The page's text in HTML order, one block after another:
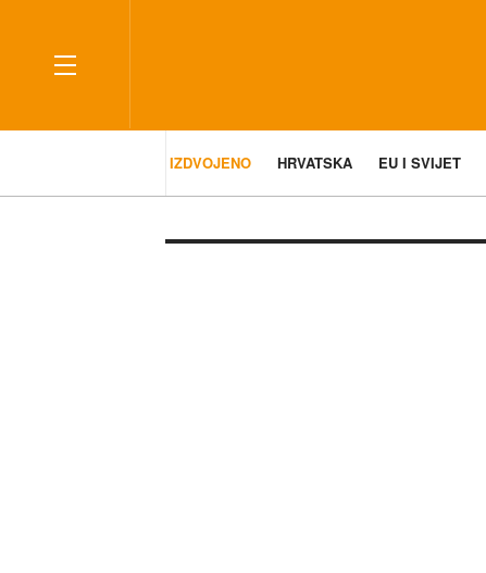
IZDVOJENO HRVATSKA EU I SVIJET